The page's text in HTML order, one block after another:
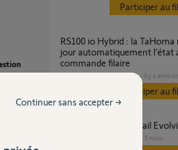
Participer au
RS100 io Hybrid : la TaHoma ne met pas à
jour automatiquement l’état
commande filaire
DOMOTIQUE il y a
Participer au
Pb commandes Portail
il y a 5 mois
Continuer sans accepter →